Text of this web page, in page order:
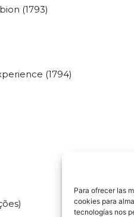
Para ofrecer las
cookies para
tecnologías nos
(1793)
(1794)